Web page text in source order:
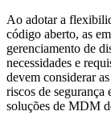
Ao adotar a
código aberto, as
gerenciamento de
necessidades e
devem considerar
riscos de segurança
soluções de MDM